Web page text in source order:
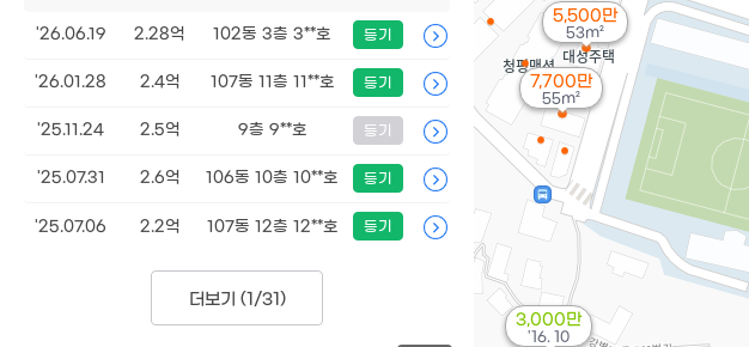
7,700만
55m²
5,500만
53m²
3,000만
'16. 10
'26.06.19 2.28억 102동 3층 3**호 등기
'26.01.28 2.4억 107동 11층 11**호 등기
'25.11.24 2.5억 9층 9**호 등기
'25.07.31 2.6억 106동 10층 10**호 등기
'25.07.06 2.2억 107동 12층 12**호 등기
더보기 (1/31 )